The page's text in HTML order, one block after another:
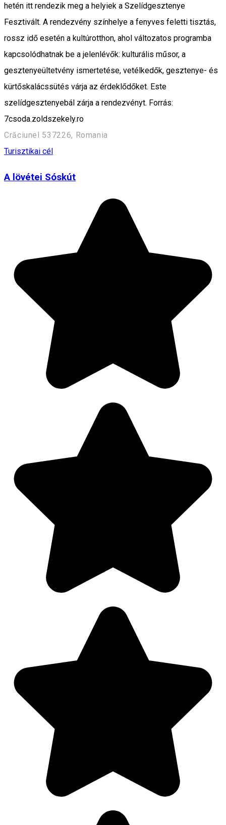
hetén itt rendezik meg a helyiek a Szelídgesztenye
Fesztivált. A rendezvény színhelye a fenyves feletti tisztás,
rossz idő esetén a kultúrotthon, ahol változatos programba
kapcsolódhatnak be a jelenlévők: kulturális műsor, a
gesztenyeültetvény ismertetése, vetélkedők, gesztenye- és
kürtőskalácssütés várja az érdeklődőket. Este
szelídgesztenyebál zárja a rendezvényt. Forrás:
7csoda.zoldszekely.ro
Crăciunel 537226, Romania
Turisztikai cél
A lövétei Sóskút